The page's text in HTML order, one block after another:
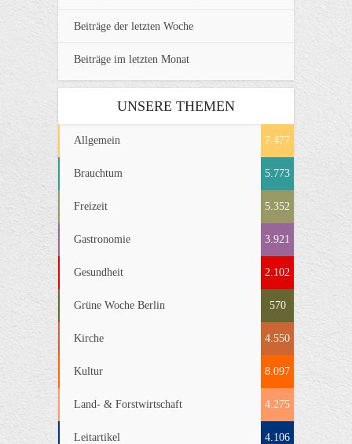
Beiträge der letzten Woche
Beiträge im letzten Monat
UNSERE THEMEN
Allgemein 7.477
Brauchtum 5.773
Freizeit 5.352
Gastronomie 3.921
Gesundheit 2.102
Grüne Woche Berlin 570
Kirche 4.550
Kultur 8.097
Land- & Forstwirtschaft 4.275
Leitartikel 4.106